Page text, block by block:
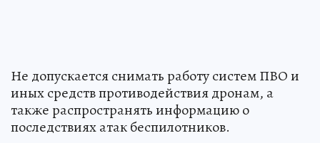
Не допускается снимать работу систем ПВО и
иных средств противодействия дронам, а
также распространять информацию о
последствиях атак беспилотников.